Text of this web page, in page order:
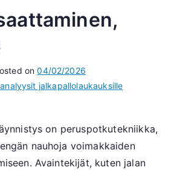
on04/02/2026
jalkapallolaukauksille
on peruspotkutekniikka,
nauhoja voimakkaiden
Avaintekijät, kuten jalan